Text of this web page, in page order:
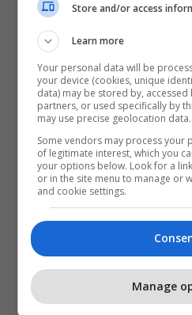
Store and/or access
Learn more
Your personal data will be
your device (cookies, unique
data) may be stored by,
partners, or used specifically by
may use precise geolocation data.
Some vendors may process your
of legitimate interest, which you
your options below. Look for a
or in the site menu to manage or
and cookie settings.
Manage